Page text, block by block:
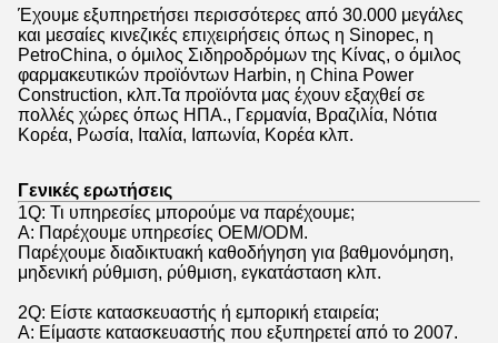
Έχουμε εξυπηρετήσει περισσότερες από 30.000 μεγάλες
και μεσαίες κινεζικές επιχειρήσεις όπως η Sinopec, η
PetroChina, ο όμιλος Σιδηροδρόμων της Κίνας, ο όμιλος
φαρμακευτικών προϊόντων Harbin, η China Power
Construction, κλπ.Τα προϊόντα μας έχουν εξαχθεί σε
πολλές χώρες όπως ΗΠΑ., Γερμανία, Βραζιλία, Νότια
Κορέα, Ρωσία, Ιταλία, Ιαπωνία, Κορέα κλπ.
Γενικές ερωτήσεις
1Q: Τι υπηρεσίες μπορούμε να παρέχουμε;
Α: Παρέχουμε υπηρεσίες OEM/ODM.
Παρέχουμε διαδικτυακή καθοδήγηση για βαθμονόμηση,
μηδενική ρύθμιση, ρύθμιση, εγκατάσταση κλπ.
2Q: Είστε κατασκευαστής ή εμπορική εταιρεία;
Α: Είμαστε κατασκευαστής που εξυπηρετεί από το 2007.